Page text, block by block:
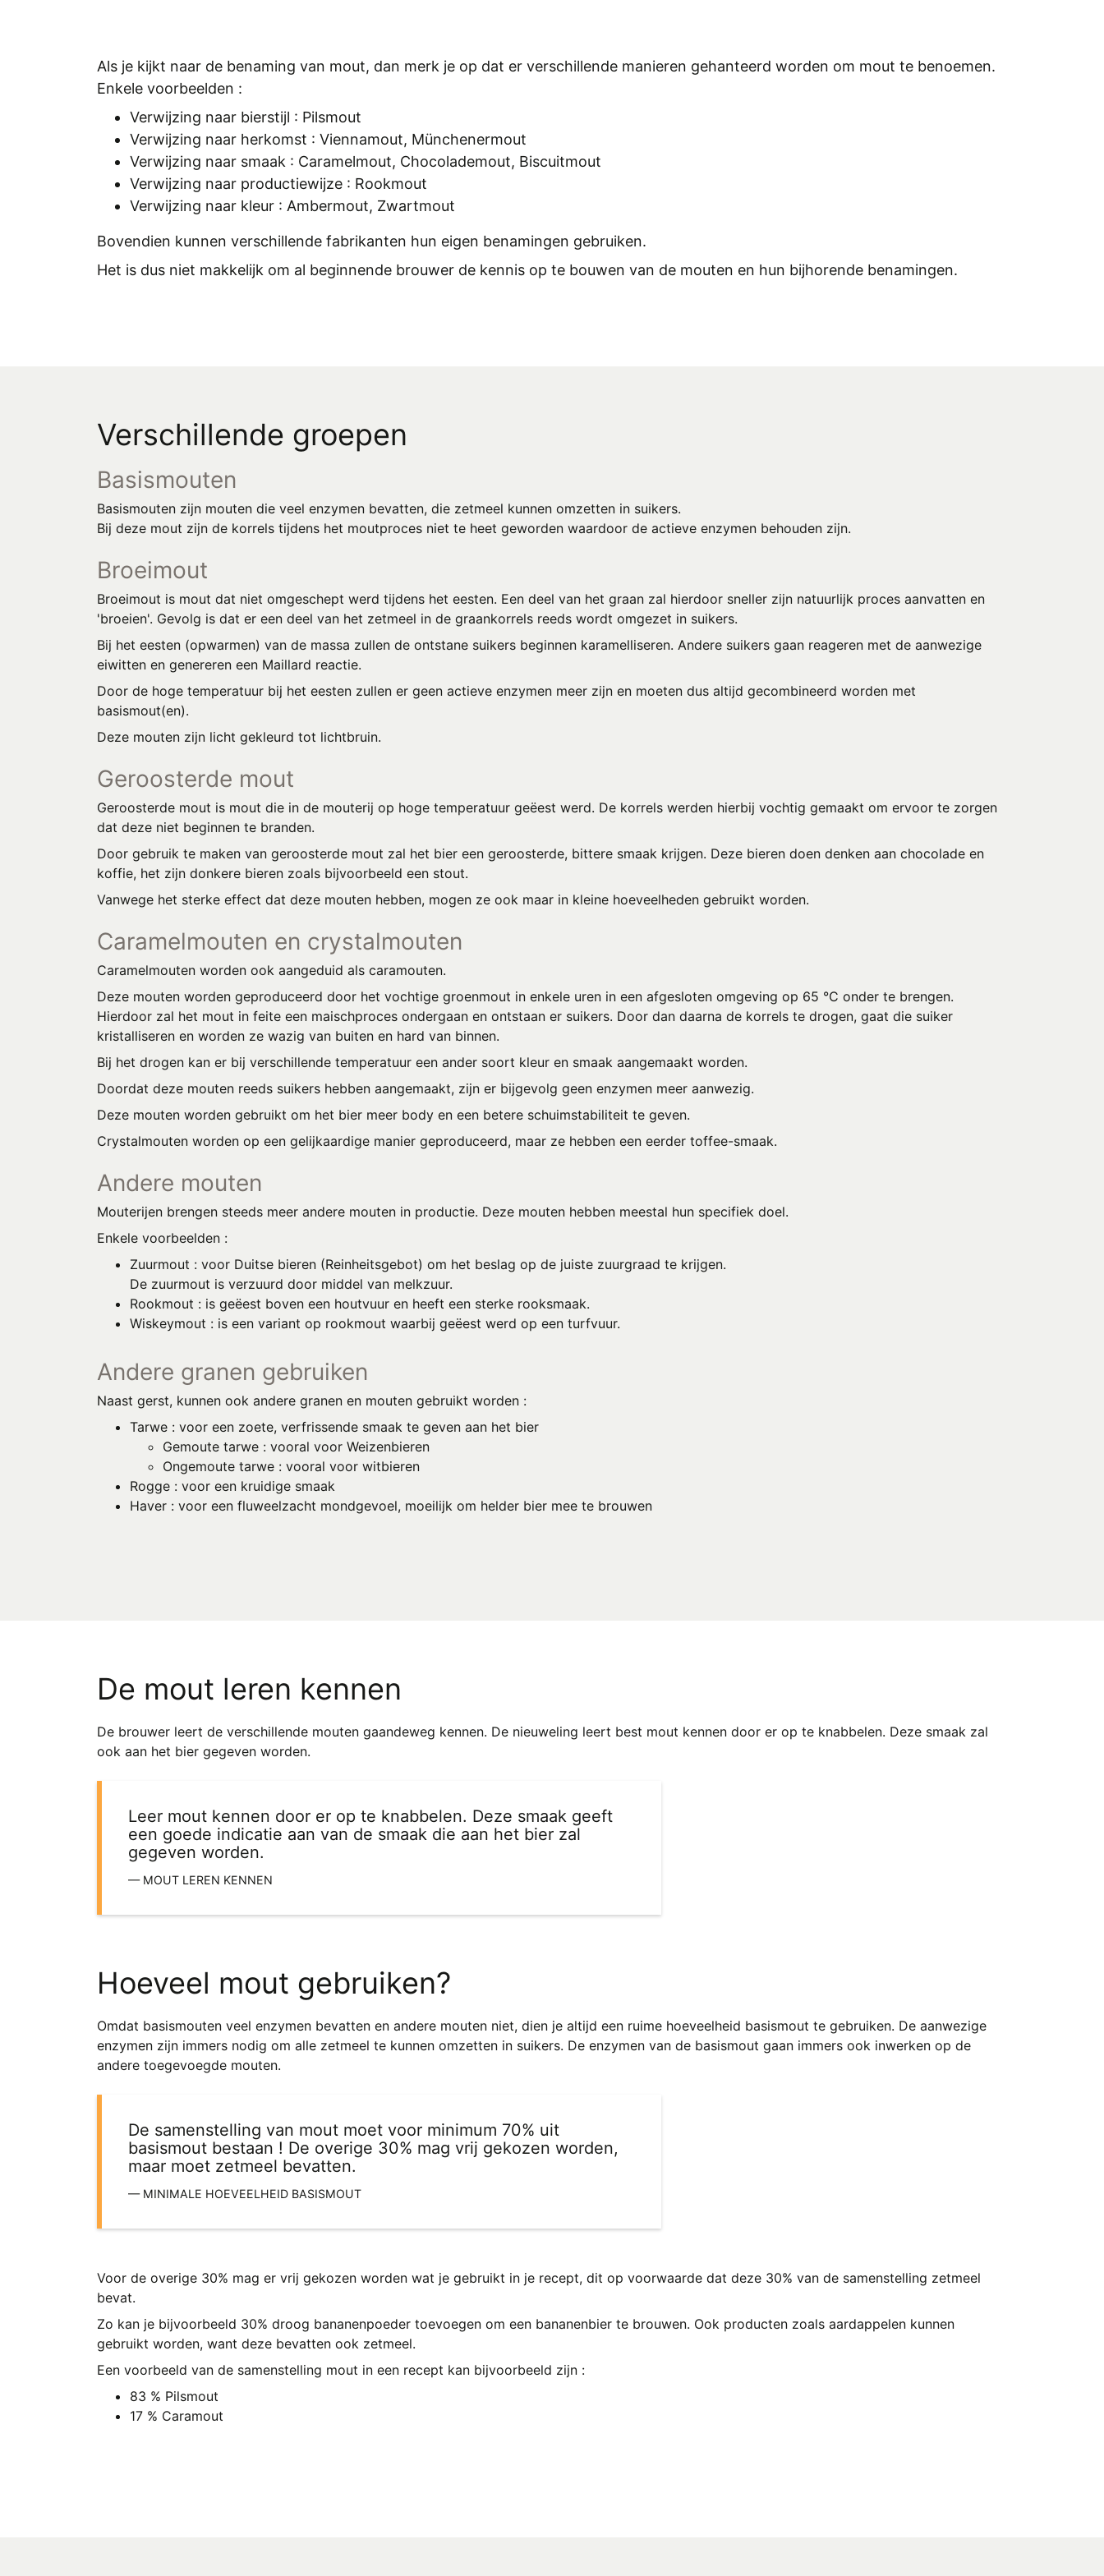
Als je kijkt naar de benaming van mout, dan merk je op dat er verschillende manieren gehanteerd worden om mout te benoemen.
Enkele voorbeelden :
Verwijzing naar bierstijl : Pilsmout
Verwijzing naar herkomst : Viennamout, Münchenermout
Verwijzing naar smaak : Caramelmout, Chocolademout, Biscuitmout
Verwijzing naar productiewijze : Rookmout
Verwijzing naar kleur : Ambermout, Zwartmout
Bovendien kunnen verschillende fabrikanten hun eigen benamingen gebruiken.
Het is dus niet makkelijk om al beginnende brouwer de kennis op te bouwen van de mouten en hun bijhorende benamingen.
Verschillende groepen
Basismouten
Basismouten zijn mouten die veel enzymen bevatten, die zetmeel kunnen omzetten in suikers.
Bij deze mout zijn de korrels tijdens het moutproces niet te heet geworden waardoor de actieve enzymen behouden zijn.
Broeimout
Broeimout is mout dat niet omgeschept werd tijdens het eesten. Een deel van het graan zal hierdoor sneller zijn natuurlijk proces aanvatten en
'broeien'. Gevolg is dat er een deel van het zetmeel in de graankorrels reeds wordt omgezet in suikers.
Bij het eesten (opwarmen) van de massa zullen de ontstane suikers beginnen karamelliseren. Andere suikers gaan reageren met de aanwezige
eiwitten en genereren een Maillard reactie.
Door de hoge temperatuur bij het eesten zullen er geen actieve enzymen meer zijn en moeten dus altijd gecombineerd worden met
basismout(en).
Deze mouten zijn licht gekleurd tot lichtbruin.
Geroosterde mout
Geroosterde mout is mout die in de mouterij op hoge temperatuur geëest werd. De korrels werden hierbij vochtig gemaakt om ervoor te zorgen
dat deze niet beginnen te branden.
Door gebruik te maken van geroosterde mout zal het bier een geroosterde, bittere smaak krijgen. Deze bieren doen denken aan chocolade en
koffie, het zijn donkere bieren zoals bijvoorbeeld een stout.
Vanwege het sterke effect dat deze mouten hebben, mogen ze ook maar in kleine hoeveelheden gebruikt worden.
Caramelmouten en crystalmouten
Caramelmouten worden ook aangeduid als caramouten.
Deze mouten worden geproduceerd door het vochtige groenmout in enkele uren in een afgesloten omgeving op 65 °C onder te brengen.
Hierdoor zal het mout in feite een maischproces ondergaan en ontstaan er suikers. Door dan daarna de korrels te drogen, gaat die suiker
kristalliseren en worden ze wazig van buiten en hard van binnen.
Bij het drogen kan er bij verschillende temperatuur een ander soort kleur en smaak aangemaakt worden.
Doordat deze mouten reeds suikers hebben aangemaakt, zijn er bijgevolg geen enzymen meer aanwezig.
Deze mouten worden gebruikt om het bier meer body en een betere schuimstabiliteit te geven.
Crystalmouten worden op een gelijkaardige manier geproduceerd, maar ze hebben een eerder toffee-smaak.
Andere mouten
Mouterijen brengen steeds meer andere mouten in productie. Deze mouten hebben meestal hun specifiek doel.
Enkele voorbeelden :
Zuurmout : voor Duitse bieren (Reinheitsgebot) om het beslag op de juiste zuurgraad te krijgen.
De zuurmout is verzuurd door middel van melkzuur.
Rookmout : is geëest boven een houtvuur en heeft een sterke rooksmaak.
Wiskeymout : is een variant op rookmout waarbij geëest werd op een turfvuur.
Andere granen gebruiken
Naast gerst, kunnen ook andere granen en mouten gebruikt worden :
Tarwe : voor een zoete, verfrissende smaak te geven aan het bier
Gemoute tarwe : vooral voor Weizenbieren
Ongemoute tarwe : vooral voor witbieren
Rogge : voor een kruidige smaak
Haver : voor een fluweelzacht mondgevoel, moeilijk om helder bier mee te brouwen
De mout leren kennen
De brouwer leert de verschillende mouten gaandeweg kennen. De nieuweling leert best mout kennen door er op te knabbelen. Deze smaak zal
ook aan het bier gegeven worden.
Leer mout kennen door er op te knabbelen. Deze smaak geeft
een goede indicatie aan van de smaak die aan het bier zal
gegeven worden.
MOUT LEREN KENNEN
Hoeveel mout gebruiken?
Omdat basismouten veel enzymen bevatten en andere mouten niet, dien je altijd een ruime hoeveelheid basismout te gebruiken. De aanwezige
enzymen zijn immers nodig om alle zetmeel te kunnen omzetten in suikers. De enzymen van de basismout gaan immers ook inwerken op de
andere toegevoegde mouten.
De samenstelling van mout moet voor minimum 70% uit
basismout bestaan ! De overige 30% mag vrij gekozen worden,
maar moet zetmeel bevatten.
MINIMALE HOEVEELHEID BASISMOUT
Voor de overige 30% mag er vrij gekozen worden wat je gebruikt in je recept, dit op voorwaarde dat deze 30% van de samenstelling zetmeel
bevat.
Zo kan je bijvoorbeeld 30% droog bananenpoeder toevoegen om een bananenbier te brouwen. Ook producten zoals aardappelen kunnen
gebruikt worden, want deze bevatten ook zetmeel.
Een voorbeeld van de samenstelling mout in een recept kan bijvoorbeeld zijn :
83 % Pilsmout
17 % Caramout